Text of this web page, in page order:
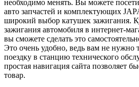
необходимо менять. Вы можете
авто запчастей и комплектующих
широкий выбор катушек зажигания.
зажигания автомобиля в интернет-
вы сможете сделать это
Это очень удобно, ведь вам не нужно
поездку в станцию технического
простая навигация сайта позволяет
товар.